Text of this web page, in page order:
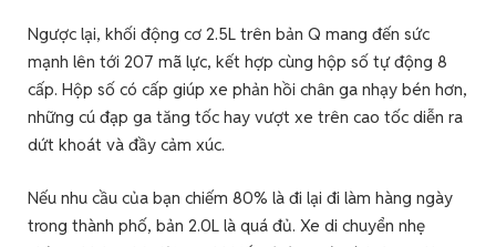
Ngược lại, khối động cơ 2.5L trên bản Q mang đến sức
mạnh lên tới 207 mã lực, kết hợp cùng hộp số tự động 8
cấp. Hộp số có cấp giúp xe phản hồi chân ga nhạy bén hơn,
những cú đạp ga tăng tốc hay vượt xe trên cao tốc diễn ra
dứt khoát và đầy cảm xúc.
Nếu nhu cầu của bạn chiếm 80% là đi lại đi làm hàng ngày
trong thành phố, bản 2.0L là quá đủ. Xe di chuyển nhẹ